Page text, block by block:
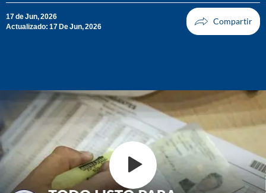
17 de Jun, 2026
Actualizado: 17 De Jun, 2026